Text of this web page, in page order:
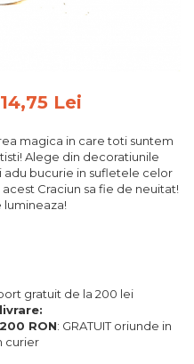
14,75 Lei
magica in care toti suntem
Alege din decoratiunile
bucurie in sufletele celor
Craciun sa fie de neuitat!
lumineaza!
gratuit de la 200 lei
RON: GRATUIT oriunde in
curier